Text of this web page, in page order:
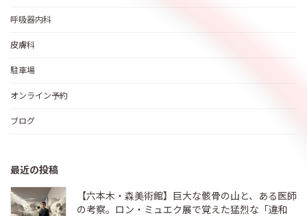
呼吸器内科
皮膚科
駐車場
オンライン予約
ブログ
最近の投稿
【六本木・森美術館】巨大な骸骨の山と、ある医師
の考察。ロン・ミュエク展で覚えた猛烈な「違和